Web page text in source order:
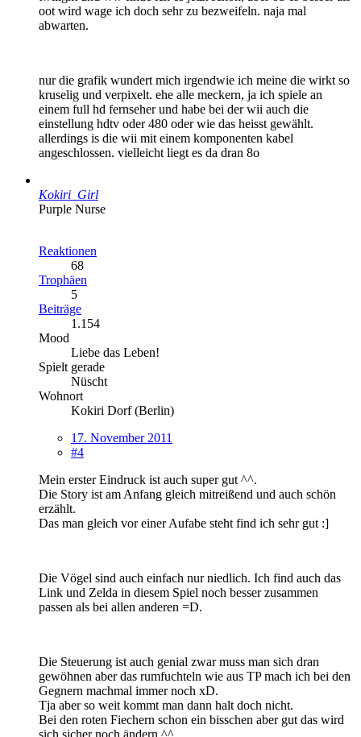
oot wird wage ich doch sehr zu bezweifeln. naja mal
abwarten.
nur die grafik wundert mich irgendwie ich meine die wirkt so
kruselig und verpixelt. ehe alle meckern, ja ich spiele an
einem full hd fernseher und habe bei der wii auch die
einstellung hdtv oder 480 oder wie das heisst gewählt.
allerdings is die wii mit einem komponenten kabel
angeschlossen. vielleicht liegt es da dran 8o
Kokiri_Girl
Purple Nurse
Reaktionen
68
Trophäen
5
Beiträge
1.154
Mood
Liebe das Leben!
Spielt gerade
Nüscht
Wohnort
Kokiri Dorf (Berlin)
17. November 2011
#4
Mein erster Eindruck ist auch super gut ^^.
Die Story ist am Anfang gleich mitreißend und auch schön
erzählt.
Das man gleich vor einer Aufabe steht find ich sehr gut :]
Die Vögel sind auch einfach nur niedlich. Ich find auch das
Link und Zelda in diesem Spiel noch besser zusammen
passen als bei allen anderen =D.
Die Steuerung ist auch genial zwar muss man sich dran
gewöhnen aber das rumfuchteln wie aus TP mach ich bei den
Gegnern machmal immer noch xD.
Tja aber so weit kommt man dann halt doch nicht.
Bei den roten Fiechern schon ein bisschen aber gut das wird
sich sicher noch ändern ^^.